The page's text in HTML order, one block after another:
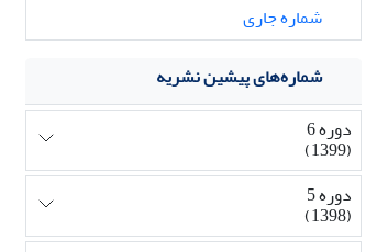
شماره جاری
شماره‌های پیشین نشریه
دوره 6
(1399)
دوره 5
(1398)